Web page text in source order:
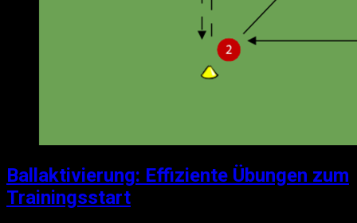
Ballaktivierung: Effiziente Übungen zum
Trainingsstart